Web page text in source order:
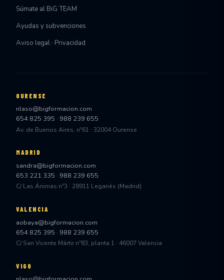
Súmate al BiG TEAM
Ayudas y subvenciones
Aviso legal · Privacidad
OURENSE
nlaso@bigformacion.com
654 825 395 · 988 239 655
Av. de Buenos Aires, nº61 · 32004 Ourense
MADRID
sandra@bigformacion.com
653 221 335 · 988 239 655
C/ Las Ánimas nº3 · 28911 Leganés (Madrid)
VALENCIA
aobaya@bigformacion.com
654 825 395 · 988 239 655
C/ San Vicente Mártir nº83, planta 1 · 46007 Valencia
VIGO